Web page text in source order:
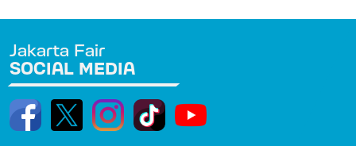
Jakarta Fair
SOCIAL MEDIA